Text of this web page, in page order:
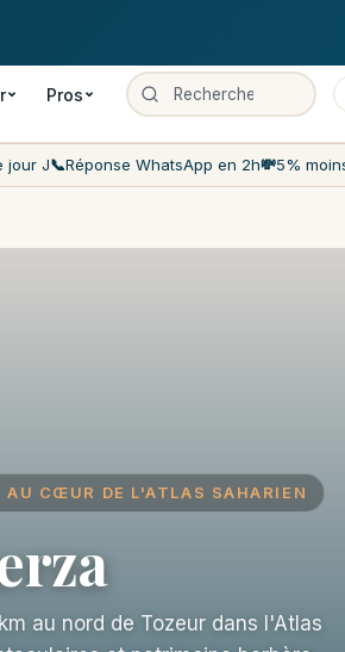
Pros
jour J📞Réponse WhatsApp en 2h💸5%
AU CŒUR DE L'ATLAS SAHARIEN
au nord de Tozeur dans l'Atlas